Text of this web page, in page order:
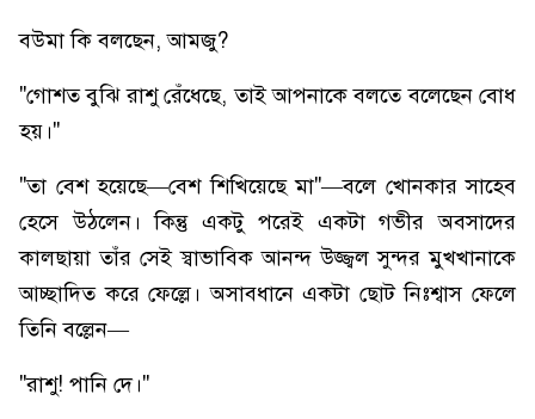
বউমা কি বলছেন, আমজু?
"গোশত বুঝি রাশু রেঁধেছে, তাই আপনাকে বলতে বলেছেন বোধ
হয়।"
"তা বেশ হয়েছে—বেশ শিখিয়েছে মা"—বলে খোনকার সাহেব
হেসে উঠলেন। কিন্তু একটু পরেই একটা গভীর অবসাদের
কালছায়া তাঁর সেই স্বাভাবিক আনন্দ উজ্জ্বল সুন্দর মুখখানাকে
আচ্ছাদিত করে ফেল্লে। অসাবধানে একটা ছোট নিঃশ্বাস ফেলে
তিনি বল্লেন—
"রাশু! পানি দে।"